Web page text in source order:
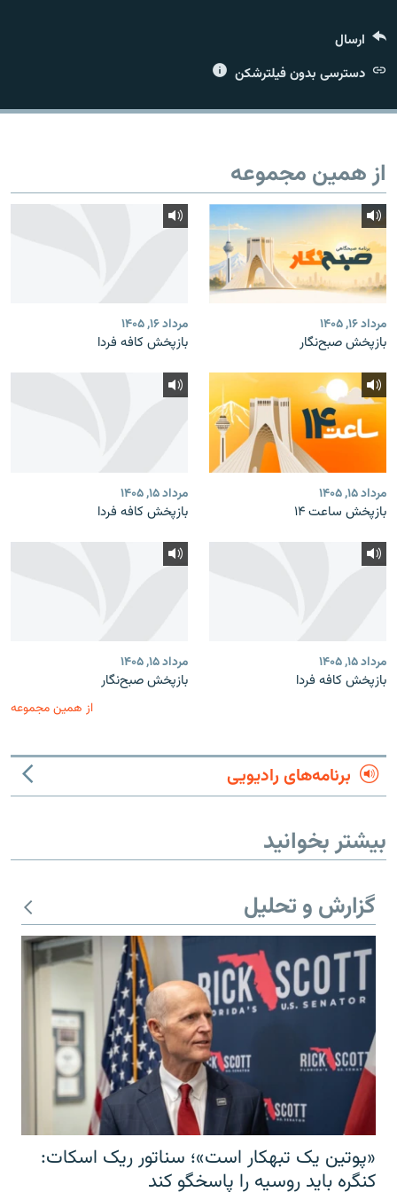
زبان‌های دیگر
ارسال
دسترسی بدون فیلترشکن
از همین مجموعه
مرداد ۱۶, ۱۴۰۵
بازپخش صبح‌نگار
مرداد ۱۶, ۱۴۰۵
بازپخش کافه فردا
مرداد ۱۵, ۱۴۰۵
بازپخش ساعت ۱۴
مرداد ۱۵, ۱۴۰۵
بازپخش کافه فردا
مرداد ۱۵, ۱۴۰۵
بازپخش کافه فردا
مرداد ۱۵, ۱۴۰۵
بازپخش صبح‌نگار
از همین مجموعه
برنامه‌های رادیویی
بیشتر بخوانید
گزارش و تحلیل
«پوتین یک تبهکار است»؛ سناتور ریک اسکات:
کنگره باید روسیه را پاسخگو کند